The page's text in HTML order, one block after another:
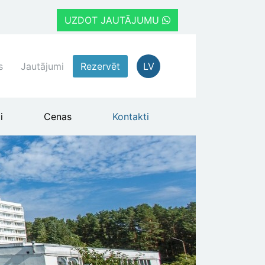
UZDOT JAUTĀJUMU
Jautājumi Rezervēt LV
Cenas Kontakti